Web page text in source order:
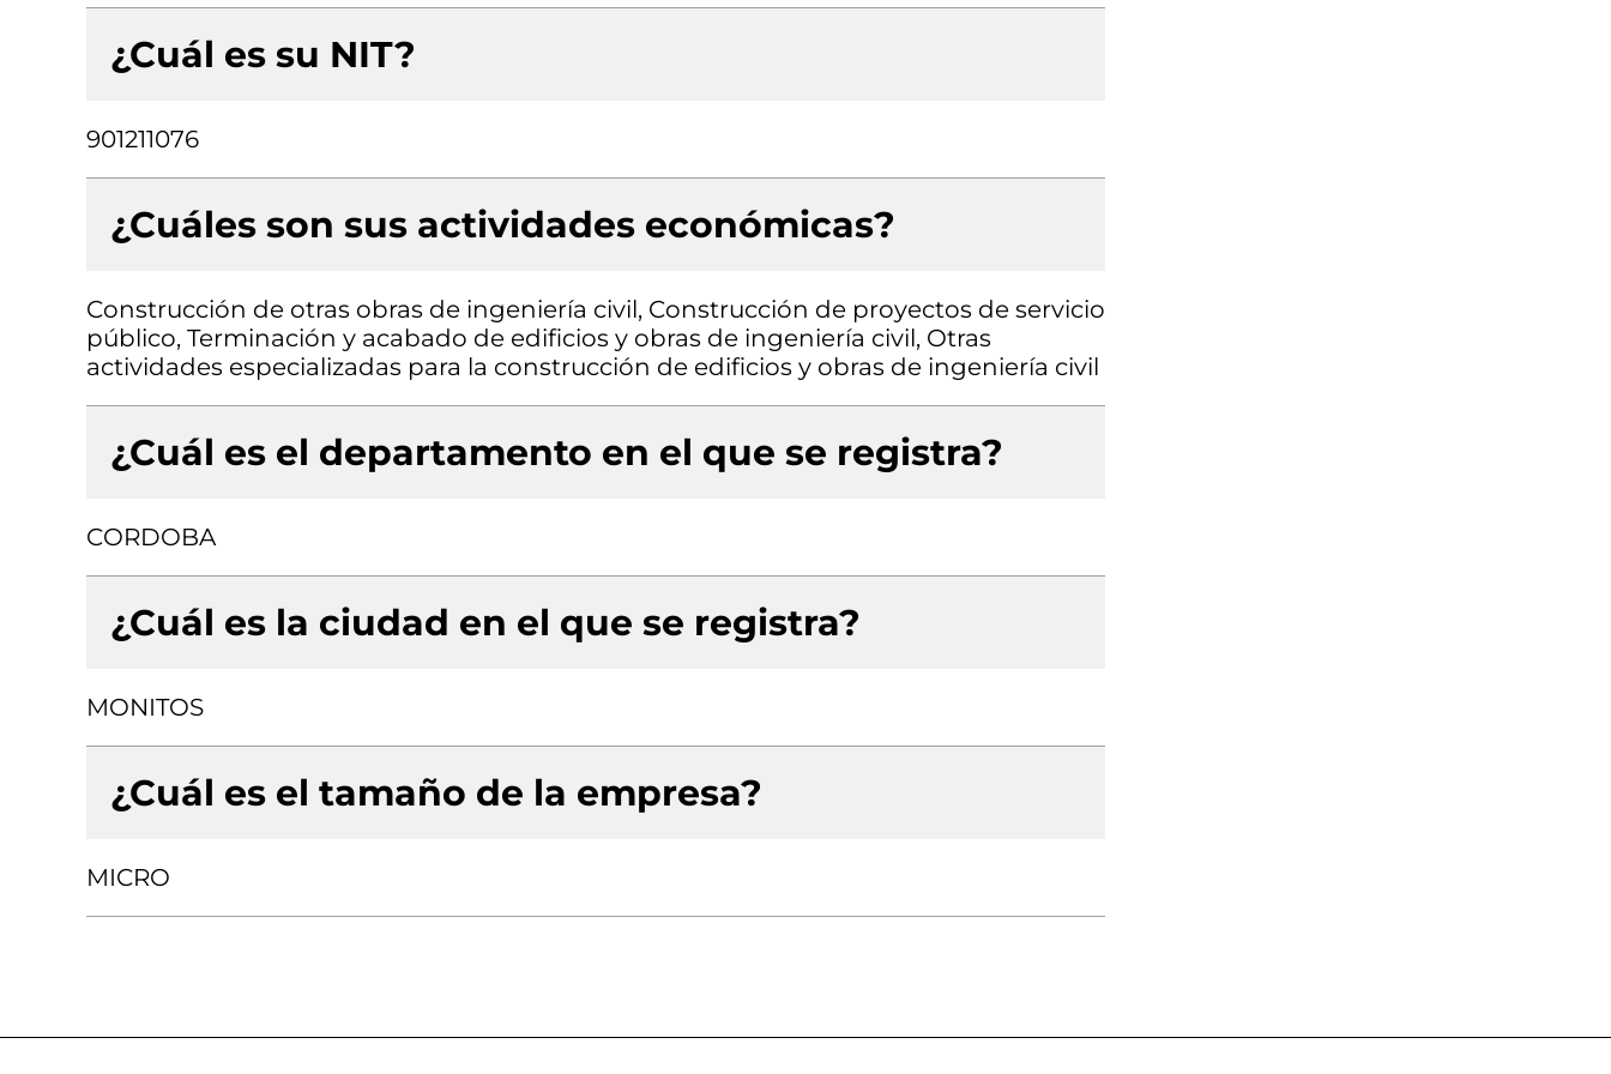
¿Cuál es su NIT?
901211076
¿Cuáles son sus actividades económicas?
Construcción de otras obras de ingeniería civil, Construcción de proyectos de servicio
público, Terminación y acabado de edificios y obras de ingeniería civil, Otras
actividades especializadas para la construcción de edificios y obras de ingeniería civil
¿Cuál es el departamento en el que se registra?
CORDOBA
¿Cuál es la ciudad en el que se registra?
MONITOS
¿Cuál es el tamaño de la empresa?
MICRO